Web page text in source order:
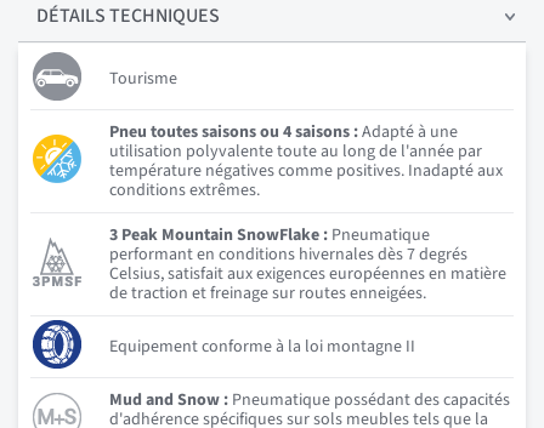
DÉTAILSTECHNIQUES
Tourisme
Pneu toutes saisons ou 4 saisons :Adapté à une
utilisation polyvalente toute au long de l'année par
température négatives comme positives. Inadapté aux
conditions extrêmes.
3 Peak Mountain SnowFlake : Pneumatique
performant en conditions hivernales dès 7 degrés
Celsius, satisfait aux exigences européennes en matière
de traction et freinage sur routes enneigées.
Equipement conforme à la loi montagne II
Mud and Snow : Pneumatique possédant des capacités
d'adhérence spécifiques sur sols meubles tels que la